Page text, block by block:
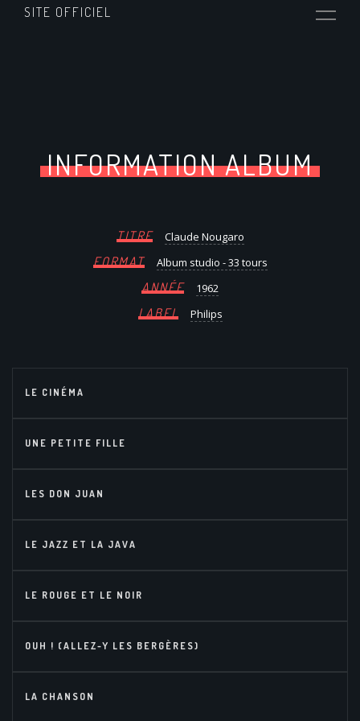
SITE OFFICIEL
INFORMATION ALBUM
TITRE Claude Nougaro
FORMAT Album studio - 33 tours
ANNÉE 1962
LABEL Philips
LE CINÉMA
UNE PETITE FILLE
LES DON JUAN
LE JAZZ ET LA JAVA
LE ROUGE ET LE NOIR
OUH ! (ALLEZ-Y LES BERGÈRES)
LA CHANSON